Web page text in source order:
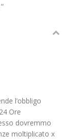
l’obbligo
Ore
dovremmo
moltiplicato x